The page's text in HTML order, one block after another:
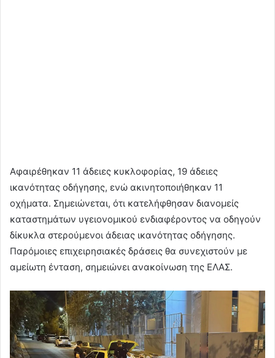
Αφαιρέθηκαν 11 άδειες κυκλοφορίας, 19 άδειες
ικανότητας οδήγησης, ενώ ακινητοποιήθηκαν 11
οχήματα. Σημειώνεται, ότι κατελήφθησαν διανομείς
καταστημάτων υγειονομικού ενδιαφέροντος να οδηγούν
δίκυκλα στερούμενοι άδειας ικανότητας οδήγησης.
Παρόμοιες επιχειρησιακές δράσεις θα συνεχιστούν με
αμείωτη ένταση, σημειώνει ανακοίνωση της ΕΛΑΣ.